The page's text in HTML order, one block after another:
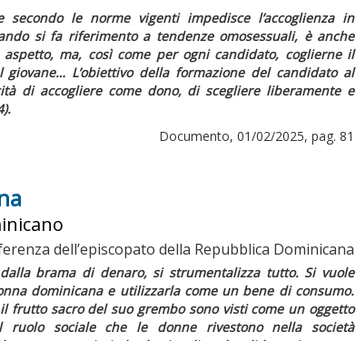
secondo le norme vigenti impedisce l’accoglienza in
si fa riferimento a tendenze omosessuali, è anche
ma, così come per ogni candidato, coglierne il
giovane… L’obiettivo della formazione del candidato al
di accogliere come dono, di scegliere liberamente e
Documento, 01/02/2025, pag. 81
dell’episcopato della Repubblica Dominicana
brama di denaro, si strumentalizza tutto. Si vuole
dominicana e utilizzarla come un bene di consumo.
frutto sacro del suo grembo sono visti come un oggetto
ruolo sociale che le donne rivestono nella società